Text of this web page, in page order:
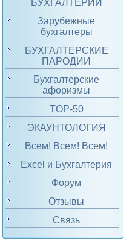
БУХГАЛТЕРИИ
Зарубежные
бухгалтеры
БУХГАЛТЕРСКИЕ
ПАРОДИИ
Бухгалтерские
афоризмы
TOP-50
ЭКАУНТОЛОГИЯ
Всем! Всем! Всем!
Excel и Бухгалтерия
Форум
Отзывы
Связь